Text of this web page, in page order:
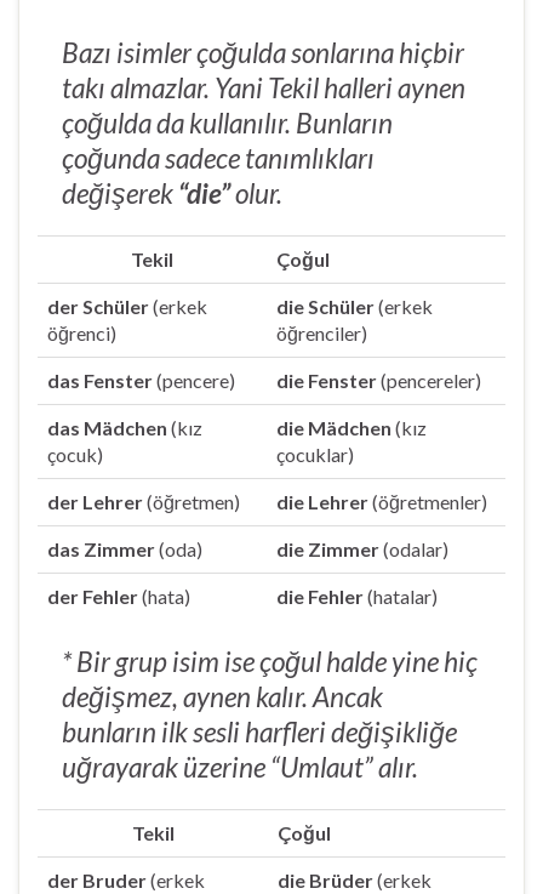
Bazı isimler çoğulda sonlarına hiçbir
takı almazlar. Yani Tekil halleri aynen
çoğulda da kullanılır. Bunların
çoğunda sadece tanımlıkları
değişerek “die”olur.
Tekil Çoğul
der Schüler(erkek
öğrenci)
die Schüler(erkek
öğrenciler)
das Fenster(pencere) die Fenster(pencereler)
das Mädchen (kız
çocuk)
die Mädchen (kız
çocuklar)
der Lehrer(öğretmen) die Lehrer(öğretmenler)
das Zimmer(oda) die Zimmer(odalar)
der Fehler(hata) die Fehler(hatalar)
* Bir grup isim ise çoğul halde yine hiç
değişmez, aynen kalır. Ancak
bunların ilk sesli harfleri değişikliğe
uğrayarak üzerine “Umlaut” alır.
Tekil Çoğul
der Bruder(erkek
die Brüder(erkek